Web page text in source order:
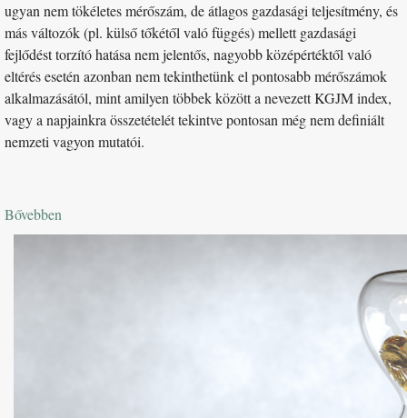
ugyan nem tökéletes mérőszám, de átlagos gazdasági teljesítmény, és
más változók (pl. külső tőkétől való függés) mellett gazdasági
fejlődést torzító hatása nem jelentős, nagyobb középértéktől való
eltérés esetén azonban nem tekinthetünk el pontosabb mérőszámok
alkalmazásától, mint amilyen többek között a nevezett KGJM index,
vagy a napjainkra összetételét tekintve pontosan még nem definiált
nemzeti vagyon mutatói.
Bővebben